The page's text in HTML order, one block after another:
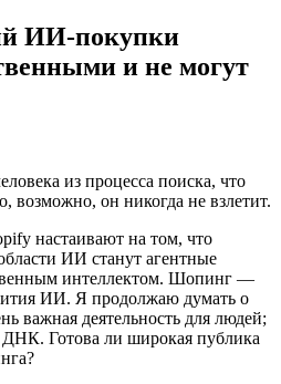
ИИ-покупки
и не могут
из процесса поиска, что
возможно, он никогда не взлетит.
настаивают на том, что
ИИ станут агентные
интеллектом. Шопинг —
ИИ. Я продолжаю думать о
важная деятельность для людей;
ДНК. Готова ли широкая публика